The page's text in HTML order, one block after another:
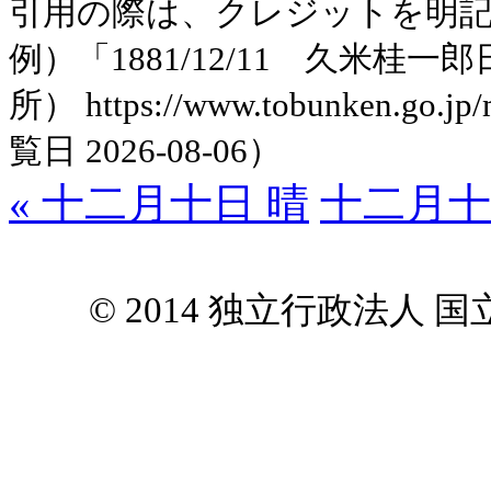
引用の際は、クレジットを明
例）「1881/12/11 久米桂一郎
所） https://
覧日 2026-08-06）
« 十二月十日 晴 十二月
© 2014 独立行政法人 国